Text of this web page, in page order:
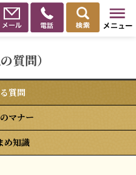
質問）
質問
マナー
め知識